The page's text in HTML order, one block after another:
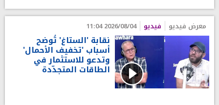
معرض فيديو فيديو 2026/08/04 11:04
نقابة 'الستاغ' تُوضح
أسباب 'تخفيف الأحمال'
وتدعو للاستثمار في
الطاقات المتجدّدة